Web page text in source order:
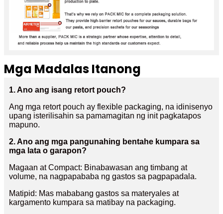
Mga Madalas Itanong
1. Ano ang isang retort pouch?
Ang mga retort pouch ay flexible packaging, na idinisenyo
upang isterilisahin sa pamamagitan ng init pagkatapos
mapuno.
2. Ano ang mga pangunahing bentahe kumpara sa
mga lata o garapon?
Magaan at Compact: Binabawasan ang timbang at
volume, na nagpapababa ng gastos sa pagpapadala.
Matipid: Mas mababang gastos sa materyales at
kargamento kumpara sa matibay na packaging.